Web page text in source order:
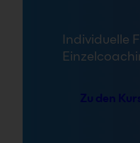
Individuelle
Zu den